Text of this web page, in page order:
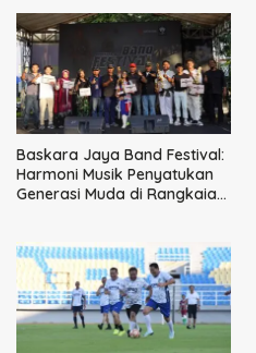
Baskara Jaya Band Festival:
Harmoni Musik Penyatukan
Generasi Muda di Rangkaian